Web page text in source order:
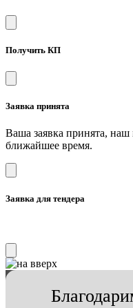
Получить КП
Заявка принята
Ваша заявка принята,
ближайшее время.
Заявка для тендера